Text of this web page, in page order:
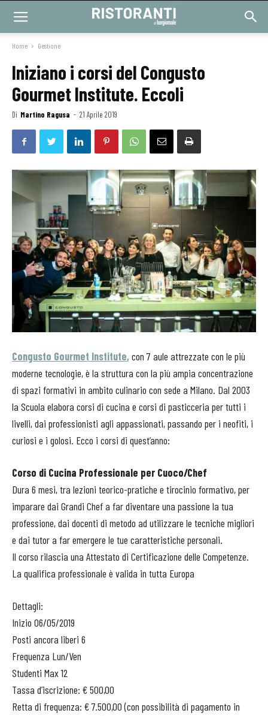
Home Gestione
Iniziano i corsi del Congusto
Gourmet Institute. Eccoli
Di Martino Ragusa - 21 Aprile 2019
Congusto Gourmet Institute, con 7 aule attrezzate con le più
moderne tecnologie, è la struttura con la più ampia concentrazione
di spazi formativi in ambito culinario con sede a Milano. Dal 2003
la Scuola elabora corsi di cucina e corsi di pasticceria per tutti i
livelli, dai professionisti agli appassionati, passando per i neofiti, i
curiosi e i golosi. Ecco i corsi di quest’anno:
Corso di Cucina Professionale per Cuoco/Chef
Dura 6 mesi, tra lezioni teorico-pratiche e tirocinio formativo, per
imparare dai Grandi Chef a far diventare una passione la tua
professione, dai docenti di metodo ad utilizzare le tecniche migliori
e dai tutor a far emergere le tue caratteristiche personali.
Il corso rilascia una Attestato di Certificazione delle Competenze.
La qualifica professionale è valida in tutta Europa
Dettagli:
Inizio 06/05/2019
Posti ancora liberi 6
Frequenza Lun/Ven
Studenti Max 12
Tassa d’iscrizione: € 500,00
Retta di frequenza: € 7.500,00 (con possibilità di pagamento in